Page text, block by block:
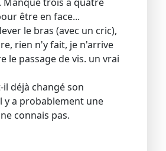
être en face...
le bras (avec un cric),
rien n'y fait, je n'arrive
le passage de vis. un vrai
déjà changé son
y a probablement une
connais pas.